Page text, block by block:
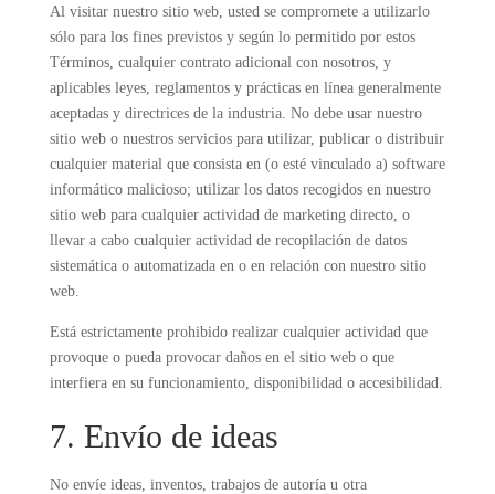
Al visitar nuestro sitio web, usted se compromete a utilizarlo
sólo para los fines previstos y según lo permitido por estos
Términos, cualquier contrato adicional con nosotros, y
aplicables leyes, reglamentos y prácticas en línea generalmente
aceptadas y directrices de la industria. No debe usar nuestro
sitio web o nuestros servicios para utilizar, publicar o distribuir
cualquier material que consista en (o esté vinculado a) software
informático malicioso; utilizar los datos recogidos en nuestro
sitio web para cualquier actividad de marketing directo, o
llevar a cabo cualquier actividad de recopilación de datos
sistemática o automatizada en o en relación con nuestro sitio
web.
Está estrictamente prohibido realizar cualquier actividad que
provoque o pueda provocar daños en el sitio web o que
interfiera en su funcionamiento, disponibilidad o accesibilidad.
7. Envío de ideas
No envíe ideas, inventos, trabajos de autoría u otra